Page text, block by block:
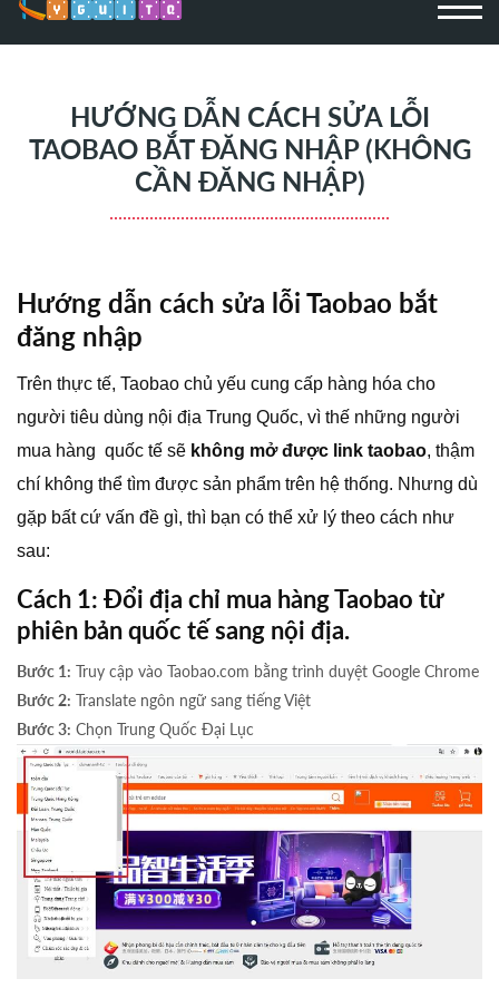
HƯỚNG DẪN CÁCH SỬA LỖI
TAOBAO BẮT ĐĂNG NHẬP (KHÔNG
CẦN ĐĂNG NHẬP)
Hướng dẫn cách sửa lỗi Taobao bắt
đăng nhập
Trên thực tế, Taobao chủ yếu cung cấp hàng hóa cho
người tiêu dùng nội địa Trung Quốc, vì thế những người
mua hàng quốc tế sẽ không mở được link taobao, thậm
chí không thể tìm được sản phẩm trên hệ thống. Nhưng dù
gặp bất cứ vấn đề gì, thì bạn có thể xử lý theo cách như
sau:
Cách 1: Đổi địa chỉ mua hàng Taobao từ
phiên bản quốc tế sang nội địa.
Bước 1: Truy cập vào Taobao.com bằng trình duyệt Google Chrome
Bước 2: Translate ngôn ngữ sang tiếng Việt
Bước 3: Chọn Trung Quốc Đại Lục